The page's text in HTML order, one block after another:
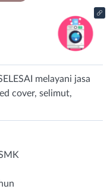
melayani jasa
cover, selimut,